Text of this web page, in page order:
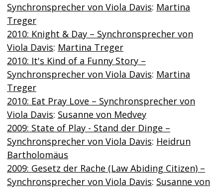
Synchronsprecher von Viola Davis: Martina
Treger
2010: Knight & Day – Synchronsprecher von
Viola Davis: Martina Treger
2010: It's Kind of a Funny Story –
Synchronsprecher von Viola Davis: Martina
Treger
2010: Eat Pray Love – Synchronsprecher von
Viola Davis: Susanne von Medvey
2009: State of Play - Stand der Dinge –
Synchronsprecher von Viola Davis: Heidrun
Bartholomäus
2009: Gesetz der Rache (Law Abiding Citizen) –
Synchronsprecher von Viola Davis: Susanne von